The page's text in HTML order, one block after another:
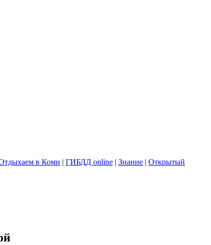
в Коми | ГИБДД online | Знание | Открытый